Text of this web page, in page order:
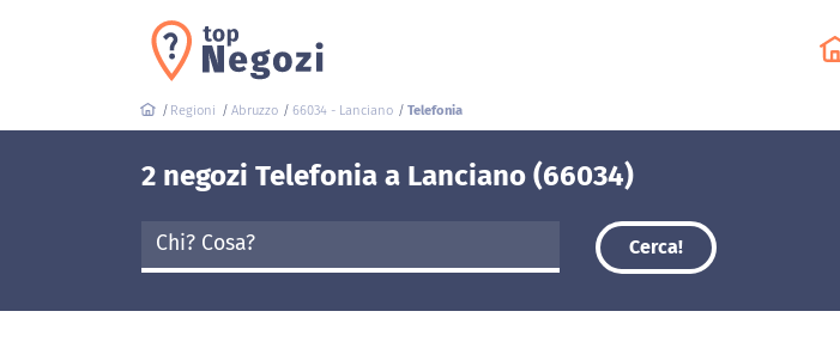
Regioni Abruzzo 66034 - Lanciano Telefonia
2 negozi Telefonia a Lanciano (66034)
Cerca!